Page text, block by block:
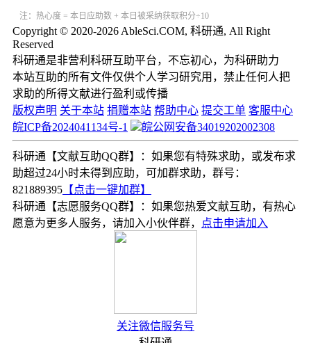
注：热心度 = 本日应助数 + 本日被采纳获取积分÷10
Copyright © 2020-2026 AbleSci.COM, 科研通, All Right
Reserved
科研通是非营利科研互助平台，不忘初心，为科研助力
本站互助的所有文件仅供个人学习研究用，禁止任何人把
求助的所得文献进行盈利或传播
版权声明 关于本站 捐赠本站 帮助中心 提交工单 客服中心
皖ICP备2024041134号-1
皖公网安备34019202002308
科研通【文献互助QQ群】：如果您有特殊求助，或发布求
助超过24小时未得到应助，可加群求助，群号：
821889395 【点击一键加群】
科研通【志愿服务QQ群】：如果您热爱文献互助，有热心
愿意为更多人服务，请加入小伙伴群，
点击申请加入
关注微信服务号